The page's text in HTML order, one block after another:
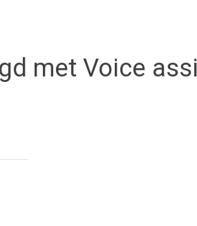
met Voice